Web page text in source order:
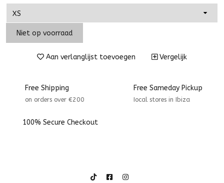
Niet op voorraad
Aan verlanglijst toevoegen Vergelijk
Free Shipping
on orders over €200
Free Sameday Pickup
Iocal stores in Ibiza
100% Secure Checkout